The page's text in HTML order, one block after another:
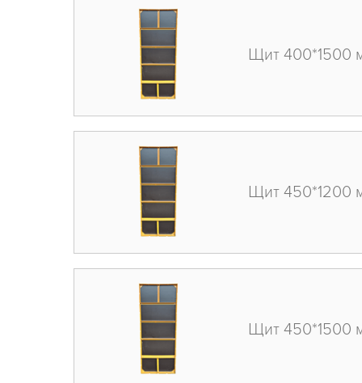
Щит 400*1500
Щит 450*1200
Щит 450*1500